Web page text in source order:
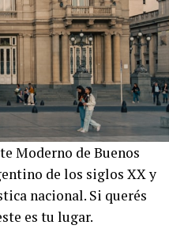
Moderno de Buenos
de los siglos XX y
nacional. Si querés
es tu lugar.